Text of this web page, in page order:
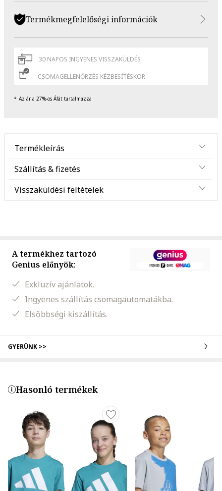
Termékmegfelelőségi információk
30 NAPOS INGYENES VISSZAKÜLDÉS
CSOMAGELLENŐRZÉS KÉZBESÍTÉSKOR
Az ár a 27%-os Áfát tartalmazza
Termékleírás
Szállítás & fizetés
Visszaküldési feltételek
A termékhez tartozó
Genius előnyök:
Exkluzív ajánlatok.
Ingyenes szállítás csomagautomatákba.
Elsőbbségi kiszállítás.
GYERÜNK >>
Hasonló termékek